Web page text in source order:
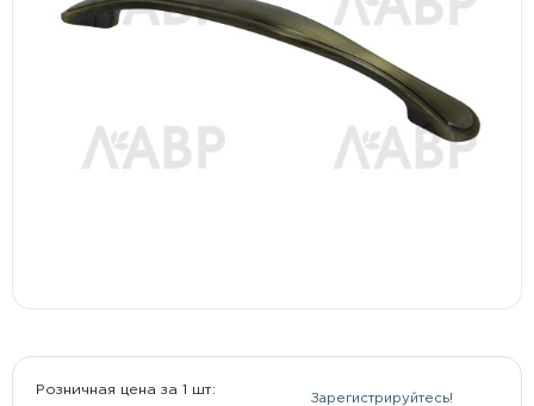
Розничная цена за 1 шт:
Зарегистрируйтесь!